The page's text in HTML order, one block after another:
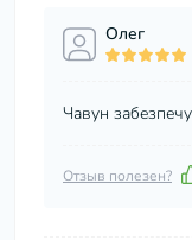
Олег
Чавун
Отзыв полезен?